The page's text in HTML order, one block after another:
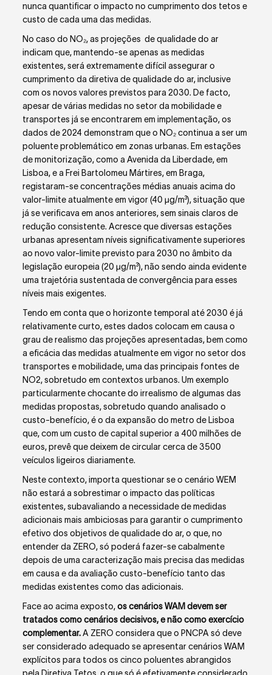
nunca quantificar o impacto no cumprimento dos tetos e
custo de cada uma das medidas.
No caso do NO₂, as projeções de qualidade do ar
indicam que, mantendo-se apenas as medidas
existentes, será extremamente difícil assegurar o
cumprimento da diretiva de qualidade do ar, inclusive
com os novos valores previstos para 2030. De facto,
apesar de várias medidas no setor da mobilidade e
transportes já se encontrarem em implementação, os
dados de 2024 demonstram que o NO₂ continua a ser um
poluente problemático em zonas urbanas. Em estações
de monitorização, como a Avenida da Liberdade, em
Lisboa, e a Frei Bartolomeu Mártires, em Braga,
registaram-se concentrações médias anuais acima do
valor-limite atualmente em vigor (40 μg/m³), situação que
já se verificava em anos anteriores, sem sinais claros de
redução consistente. Acresce que diversas estações
urbanas apresentam níveis significativamente superiores
ao novo valor-limite previsto para 2030 no âmbito da
legislação europeia (20 μg/m³), não sendo ainda evidente
uma trajetória sustentada de convergência para esses
níveis mais exigentes.
Tendo em conta que o horizonte temporal até 2030 é já
relativamente curto, estes dados colocam em causa o
grau de realismo das projeções apresentadas, bem como
a eficácia das medidas atualmente em vigor no setor dos
transportes e mobilidade, uma das principais fontes de
NO2, sobretudo em contextos urbanos. Um exemplo
particularmente chocante do irrealismo de algumas das
medidas propostas, sobretudo quando analisado o
custo-benefício, é o da expansão do metro de Lisboa
que, com um custo de capital superior a 400 milhões de
euros, prevê que deixem de circular cerca de 3500
veículos ligeiros diariamente.
Neste contexto, importa questionar se o cenário WEM
não estará a sobrestimar o impacto das políticas
existentes, subavaliando a necessidade de medidas
adicionais mais ambiciosas para garantir o cumprimento
efetivo dos objetivos de qualidade do ar, o que, no
entender da ZERO, só poderá fazer-se cabalmente
depois de uma caracterização mais precisa das medidas
em causa e da avaliação custo-benefício tanto das
medidas existentes como das adicionais.
Face ao acima exposto,os cenários WAM devem ser
tratados como cenários decisivos, e não como exercício
complementar.A ZERO considera que o PNCPA só deve
ser considerado adequado se apresentar cenários WAM
explícitos para todos os cinco poluentes abrangidos